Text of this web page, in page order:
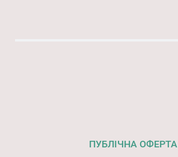
ПУБЛІЧНА ОФЕРТА